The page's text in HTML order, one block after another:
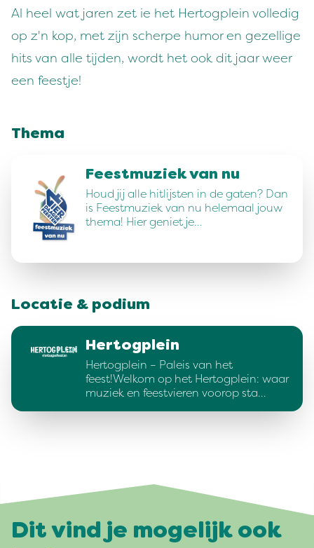
Al heel wat jaren zet ie het Hertogplein volledig
op z'n kop, met zijn scherpe humor en gezellige
hits van alle tijden, wordt het ook dit jaar weer
een feestje!
Thema
Feestmuziek van nu
Houd jij alle hitlijsten in de gaten? Dan
is Feestmuziek van nu helemaal jouw
thema! Hier geniet je…
Locatie & podium
Hertogplein
Hertogplein – Paleis van het
feest!Welkom op het Hertogplein: waar
muziek en feestvieren voorop sta…
Dit vind je mogelijk ook